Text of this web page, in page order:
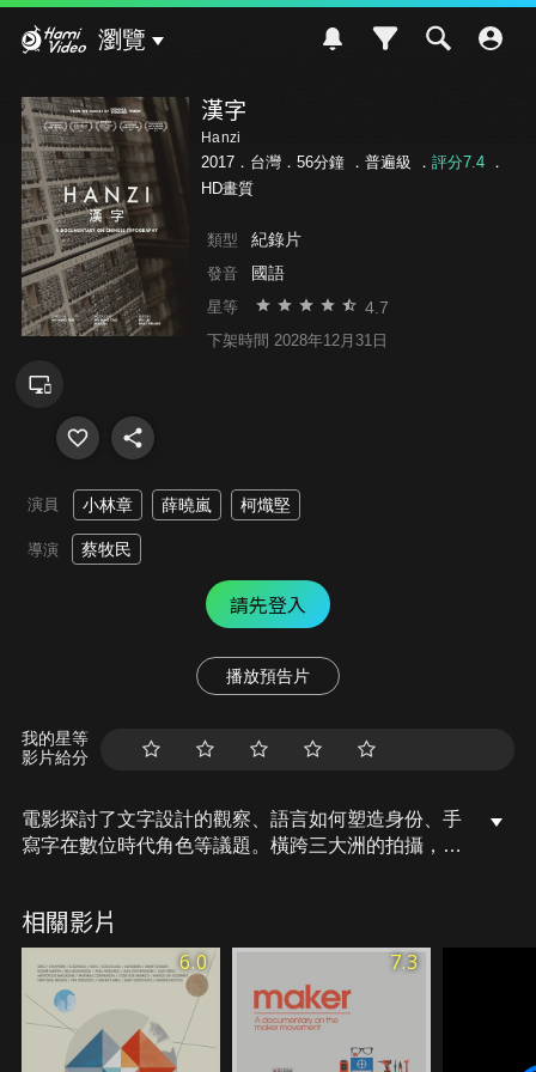
瀏覽
漢字
Hanzi
2017．台灣．56分鐘 ． 普遍級 ． 評分7.4．
HD畫質
類型 紀錄片
發音 國語
星等 4.7
下架時間 2028年12月31日
演員 小林章 薛曉嵐 柯熾堅
導演 蔡牧民
請先登入
播放預告片
我的星等
影片給分
電影探討了文字設計的觀察、語言如何塑造身份、手
寫字在數位時代角色等議題。橫跨三大洲的拍攝，跟
薛曉嵐，著名的日本字體設計師小林章，中文字體設
計師柯熾堅，還有世界上最後一個繁體中文鉛字鑄造
廠日星鑄字行。《漢字》探討的東西不只是中文字，
期待來自不同背景的觀眾，都能透過電影內容，重新
審視自己的語言和文化認同。
相關影片
6.0 7.3